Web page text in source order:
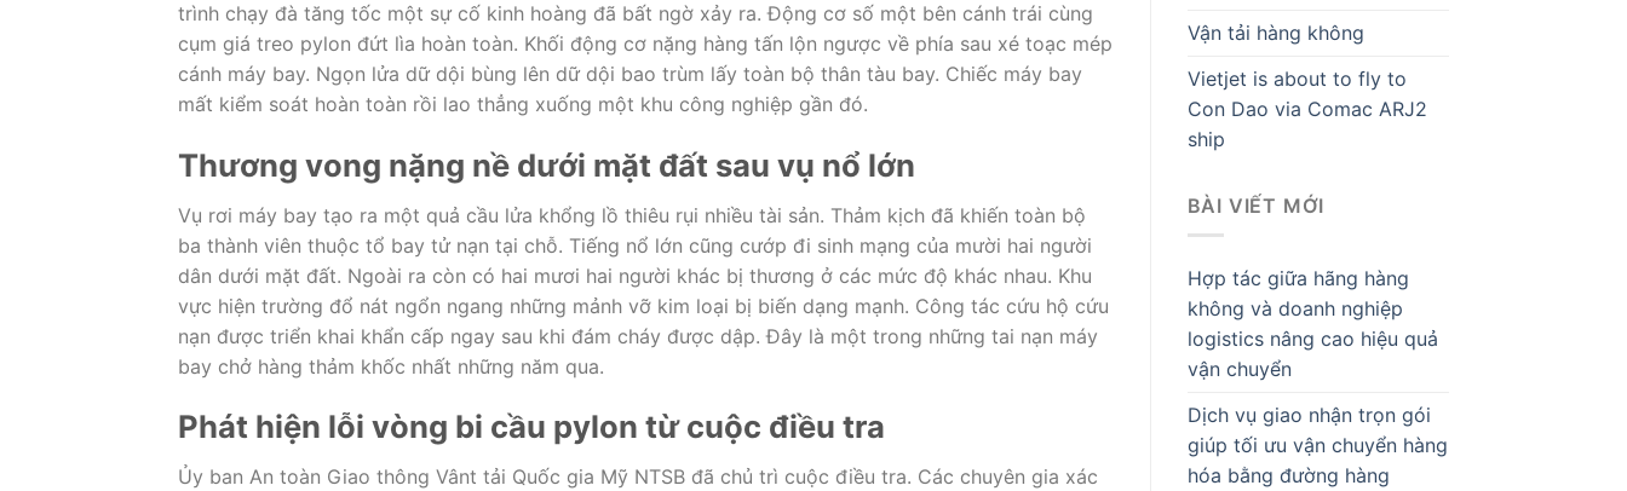
trình chạy đà tăng tốc một sự cố kinh hoàng đã bất ngờ xảy ra. Động cơ số một bên cánh trái cùng
cụm giá treo pylon đứt lìa hoàn toàn. Khối động cơ nặng hàng tấn lộn ngược về phía sau xé toạc mép
cánh máy bay. Ngọn lửa dữ dội bùng lên dữ dội bao trùm lấy toàn bộ thân tàu bay. Chiếc máy bay
mất kiểm soát hoàn toàn rồi lao thẳng xuống một khu công nghiệp gần đó.
Thương vong nặng nề dưới mặt đất sau vụ nổ lớn
Vụ rơi máy bay tạo ra một quả cầu lửa khổng lồ thiêu rụi nhiều tài sản. Thảm kịch đã khiến toàn bộ
ba thành viên thuộc tổ bay tử nạn tại chỗ. Tiếng nổ lớn cũng cướp đi sinh mạng của mười hai người
dân dưới mặt đất. Ngoài ra còn có hai mươi hai người khác bị thương ở các mức độ khác nhau. Khu
vực hiện trường đổ nát ngổn ngang những mảnh vỡ kim loại bị biến dạng mạnh. Công tác cứu hộ cứu
nạn được triển khai khẩn cấp ngay sau khi đám cháy được dập. Đây là một trong những tai nạn máy
bay chở hàng thảm khốc nhất những năm qua.
Phát hiện lỗi vòng bi cầu pylon từ cuộc điều tra
Ủy ban An toàn Giao thông Vânt tải Quốc gia Mỹ NTSB đã chủ trì cuộc điều tra. Các chuyên gia xác
Vận tải hàng không
Vietjet is about to fly to
Con Dao via Comac ARJ2
ship
BÀI VIẾT MỚI
Hợp tác giữa hãng hàng
không và doanh nghiệp
logistics nâng cao hiệu quả
vận chuyển
Dịch vụ giao nhận trọn gói
giúp tối ưu vận chuyển hàng
hóa bằng đường hàng